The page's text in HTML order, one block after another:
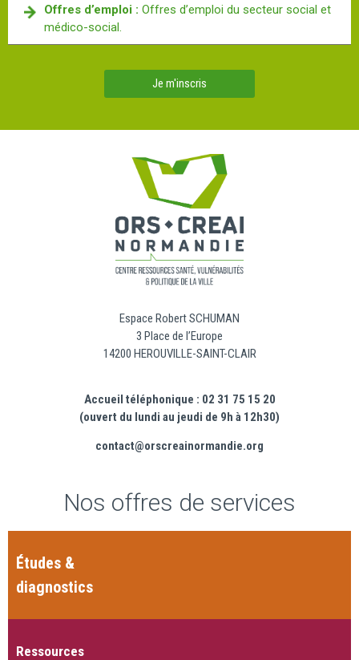
Offres d’emploi : Offres d’emploi du secteur social et
médico-social.
Je m'inscris
Espace Robert SCHUMAN
3 Place de l’Europe
14200 HEROUVILLE-SAINT-CLAIR
Accueil téléphonique : 02 31 75 15 20
(ouvert du lundi au jeudi de 9h à 12h30)
contact@orscreainormandie.org
Nos offres de services
Études &
diagnostics
Ressources